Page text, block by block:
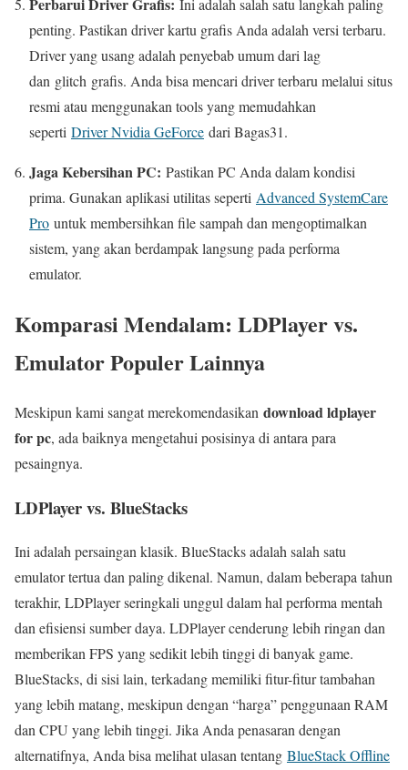
Ini adalah salah satu langkah paling
penting. Pastikan driver kartu grafis Anda adalah versi terbaru.
Driver yang usang adalah penyebab umum dari lag
dan glitch grafis. Anda bisa mencari driver terbaru melalui situs
resmi atau menggunakan tools yang memudahkan
seperti Driver Nvidia GeForce dari Bagas31.
Jaga Kebersihan PC: Pastikan PC Anda dalam kondisi
prima. Gunakan aplikasi utilitas seperti Advanced SystemCare
Pro untuk membersihkan file sampah dan mengoptimalkan
sistem, yang akan berdampak langsung pada performa
emulator.
Komparasi Mendalam: LDPlayer vs.
Emulator Populer Lainnya
Meskipun kami sangat merekomendasikan download ldplayer
for pc, ada baiknya mengetahui posisinya di antara para
pesaingnya.
LDPlayer vs. BlueStacks
Ini adalah persaingan klasik. BlueStacks adalah salah satu
emulator tertua dan paling dikenal. Namun, dalam beberapa tahun
terakhir, LDPlayer seringkali unggul dalam hal performa mentah
dan efisiensi sumber daya. LDPlayer cenderung lebih ringan dan
memberikan FPS yang sedikit lebih tinggi di banyak game.
BlueStacks, di sisi lain, terkadang memiliki fitur-fitur tambahan
yang lebih matang, meskipun dengan “harga” penggunaan RAM
dan CPU yang lebih tinggi. Jika Anda penasaran dengan
alternatifnya, Anda bisa melihat ulasan tentang BlueStack Offline